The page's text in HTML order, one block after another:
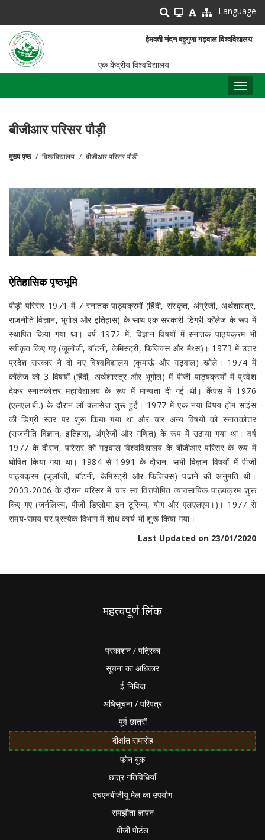
main
content
Language
हेमवती नंदन बहुगुणा गढ़वाल विश्वविद्यालय
एक केंद्रीय विश्वविद्यालय
बीजीआर परिसर पौड़ी
मुख्य पृष्ठ विश्वविद्यालय बीजीआर परिसर पौड़ी
ऐतिहासिक पृष्ठभूमि
पौड़ी परिसर 1971 में 7 स्नातक पाठ्यक्रमों (हिंदी, संस्कृत, अंग्रेजी, अर्थशास्त्र,
राजनीति विज्ञान, भूगोल और इतिहास) के साथ एक सरकारी डिग्री कॉलेज के रूप में
स्थापित किया गया था। वर्ष 1972 में, विज्ञान विषयों में स्नातक पाठ्यक्रम भी
स्वीकृत किए गए (जूलॉजी, बॉटनी, केमिस्ट्री, फिजिक्स और मैथ्स)। 1973 में उत्तर
प्रदेश सरकार ने दो नए विश्वविद्यालय (कुमाऊं और गढ़वाल) खोले। 1974 में
कॉलेज को 3 विषयों (हिंदी, अर्थशास्त्र और भूगोल) में पीजी पाठ्यक्रमों में प्रवेश
देकर स्नातकोत्तर महाविद्यालय के रूप में मान्यता दी गई थी। कैंपस में 1976
(एलएल.बी.) के दौरान लॉ क्लासेज शुरू हुईं। 1977 में एक नया विषय होम साइंस
की डिग्री स्तर पर शुरू किया गया था और चार अन्य विषयों को स्नातकोत्तर
(राजनीति विज्ञान, इतिहास, अंग्रेजी और गणित) के रूप में उठाया गया था। वर्ष
1977 के दौरान, परिसर को गढ़वाल विश्वविद्यालय के बीजीआर परिसर के रूप में
घोषित किया गया था। 1984 से 1991 के दौरान, सभी विज्ञान विषयों में पीजी
पाठ्यक्रम (जूलॉजी, बॉटनी, केमिस्ट्री और फिजिक्स) पढ़ाने की अनुमति थी।
2003-2006 के दौरान परिसर में चार स्व वित्तपोषित व्यावसायिक पाठ्यक्रम शुरू
किए गए (जर्नलिज्म, पीजी डिप्लोमा इन टूरिज्म, योग और एलएलएम।)। 1977 से
समय-समय पर प्रत्येक विभाग में शोध कार्य भी शुरू किया गया।
Last Updated on 23/01/2020
महत्वपूर्ण लिंक
प्रकाशन / पत्रिका
सूचना का अधिकार
ई-निविदा
अधिसूचना / परिपत्र
पूर्व छात्रों
दीक्षांत समारोह
फोन बुक
छात्र गतिविधियाँ
एचएनबीजीयू मेल का उपयोग
समझौता ज्ञापन
पीजी पोर्टल